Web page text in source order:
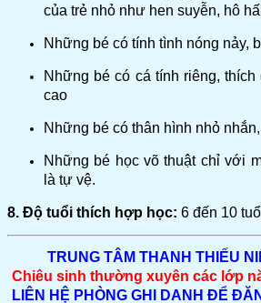
của trẻ nhỏ như hen suyễn, hô
Những bé có tính tình nóng nảy,
Những bé có cá tính riêng,
cao
Những bé có thân hình nhỏ
Những bé học võ thuật chỉ với
là tự vệ.
8. Độ tuổi thích hợp học: 6 đến 10
TRUNG TÂM THANH THIẾU
Chiêu sinh thường xuyên các lớp
LIÊN HỆ PHÒNG GHI DANH ĐỂ